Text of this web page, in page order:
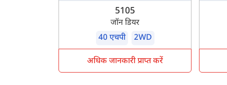
5105
जॉन डियर
40 एचपी
2WD
अधिक जानकारी प्राप्त करें